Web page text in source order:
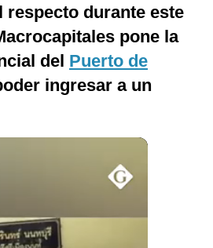
respecto durante este
pone la
del Puerto de
ingresar a un